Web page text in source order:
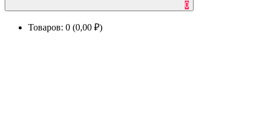
0
Товаров: 0 (0,00 ₽)